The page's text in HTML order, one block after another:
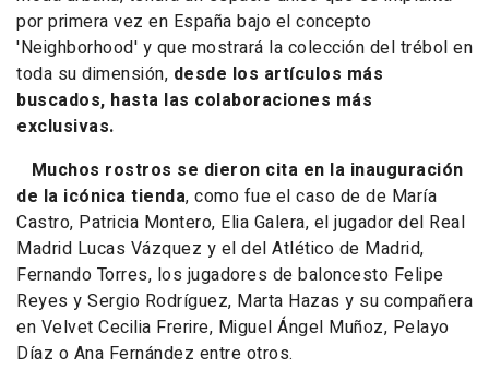
por primera vez en España bajo el concepto
'Neighborhood' y que mostrará la colección del trébol en
toda su dimensión, desde los artículos más
buscados, hasta las colaboraciones más
exclusivas.
Muchos rostros se dieron cita en la inauguración
de la icónica tienda, como fue el caso de de María
Castro, Patricia Montero, Elia Galera, el jugador del Real
Madrid Lucas Vázquez y el del Atlético de Madrid,
Fernando Torres, los jugadores de baloncesto Felipe
Reyes y Sergio Rodríguez, Marta Hazas y su compañera
en Velvet Cecilia Frerire, Miguel Ángel Muñoz, Pelayo
Díaz o Ana Fernández entre otros.